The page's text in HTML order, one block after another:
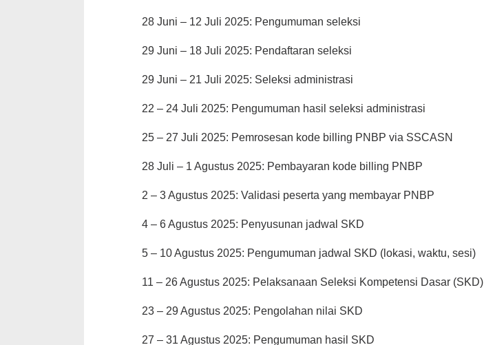
28 Juni – 12 Juli 2025: Pengumuman seleksi
29 Juni – 18 Juli 2025: Pendaftaran seleksi
29 Juni – 21 Juli 2025: Seleksi administrasi
22 – 24 Juli 2025: Pengumuman hasil seleksi administrasi
25 – 27 Juli 2025: Pemrosesan kode billing PNBP via SSCASN
28 Juli – 1 Agustus 2025: Pembayaran kode billing PNBP
2 – 3 Agustus 2025: Validasi peserta yang membayar PNBP
4 – 6 Agustus 2025: Penyusunan jadwal SKD
5 – 10 Agustus 2025: Pengumuman jadwal SKD (lokasi, waktu, sesi)
11 – 26 Agustus 2025: Pelaksanaan Seleksi Kompetensi Dasar (SKD)
23 – 29 Agustus 2025: Pengolahan nilai SKD
27 – 31 Agustus 2025: Pengumuman hasil SKD